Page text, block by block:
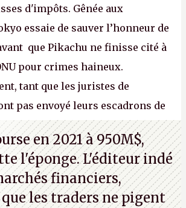
d'impôts. Gênée aux
essaie de sauver l’honneur de
que Pikachu ne finisse cité à
pour crimes haineux.
tant que les juristes de
pas envoyé leurs escadrons de
pour distribuer du copyright
l'Oncle Sam continuera
intellectuelle sur vos
P.
en 2021 à 950M$,
l'éponge. L'éditeur indé
financiers,
les traders ne pigent